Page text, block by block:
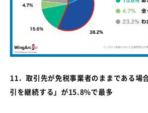
11 ．取引先が免税事業者のままである場
引を継続する」が15.8%で最多